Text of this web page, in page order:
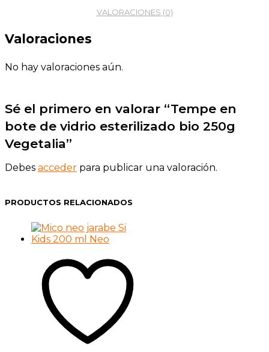
VALORACIONES (0)
Valoraciones
No hay valoraciones aún.
Sé el primero en valorar “Tempe en
bote de vidrio esterilizado bio 250g
Vegetalia”
Debes acceder para publicar una valoración.
PRODUCTOS RELACIONADOS